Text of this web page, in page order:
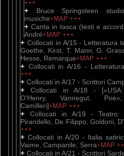
+++
+
Bruce Springsteen
musiche+MAP +++
+Canta in tasca (testi e
André+MAP +++
+ Collocati in A/15 - Letteratura
Goethe, Kirst, T. Mann, G.
Hesse, Remarque+MAP +++
+ Collocati in A/16 -
+++
+ Collocati in A/17 - Scrittori
+Collocati in A/18 -
O'Henry, Vannegut,
Camilleri]+MAP +++
+ Collocati in A/19 - Teatro:
Pirandello, De Filippo, Goldoni,
+++
+Collocati in A/20 - Italia
Vaime, Campanile, Serra+MAP
+ Collocati in A/21 - Scrittori